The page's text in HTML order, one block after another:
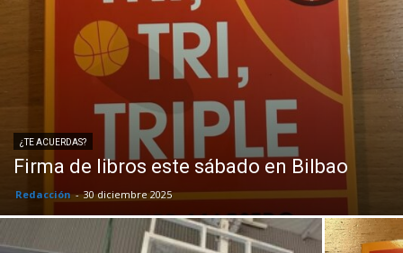
¿TE ACUERDAS?
Firma de libros este sábado en Bilbao
Redacción - 30 diciembre 2025